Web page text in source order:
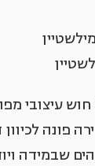
פונה
שבמידה